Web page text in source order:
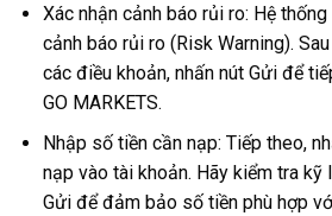
Xác nhận cảnh báo rủi ro: Hệ
cảnh báo rủi ro (Risk Warning).
các điều khoản, nhấn nút Gửi để
GO MARKETS.
Nhập số tiền cần nạp: Tiếp theo,
nạp vào tài khoản. Hãy kiểm tra
Gửi để đảm bảo số tiền phù hợp